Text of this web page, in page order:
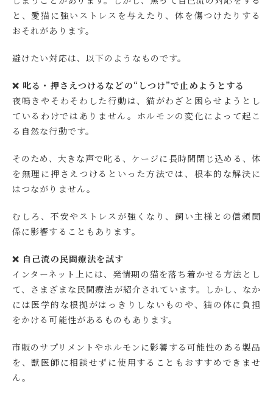
と、愛猫に強いストレスを与えたり、体を傷つけたりする
おそれがあります。
避けたい対応は、以下のようなものです。
❌ 叱る・押さえつけるなどの“しつけ”で止めようとする
夜鳴きやそわそわした行動は、猫がわざと困らせようとし
ているわけではありません。ホルモンの変化によって起こ
る自然な行動です。
そのため、大きな声で叱る、ケージに長時間閉じ込める、体
を無理に押さえつけるといった方法では、根本的な解決に
はつながりません。
むしろ、不安やストレスが強くなり、飼い主様との信頼関
係に影響することもあります。
❌ 自己流の民間療法を試す
インターネット上には、発情期の猫を落ち着かせる方法とし
て、さまざまな民間療法が紹介されています。しかし、なか
には医学的な根拠がはっきりしないものや、猫の体に負担
をかける可能性があるものもあります。
市販のサプリメントやホルモンに影響する可能性のある製品
を、獣医師に相談せずに使用することもおすすめできませ
ん。